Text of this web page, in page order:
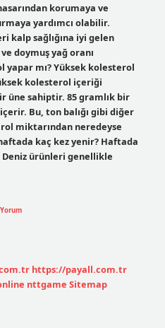
korumaya ve
yardımcı olabilir.
kalp sağlığına iyi gelen
doymuş yağ oranı
mı? Yüksek kolesterol
kolesterol içeriği
üne sahiptir. 85 gramlık bir
Bu, ton balığı gibi diğer
miktarından neredeyse
kaç kez yenir? Haftada
ürünleri genellikle
https://payall.com.tr
nttgame Sitemap